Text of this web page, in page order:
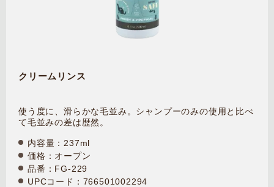
クリームリンス
使う度に、滑らかな毛並み。シャンプーのみの使用と比べ
て毛並みの差は歴然。
内容量：237ml
価格：オープン
品番：FG-229
UPCコード：766501002294